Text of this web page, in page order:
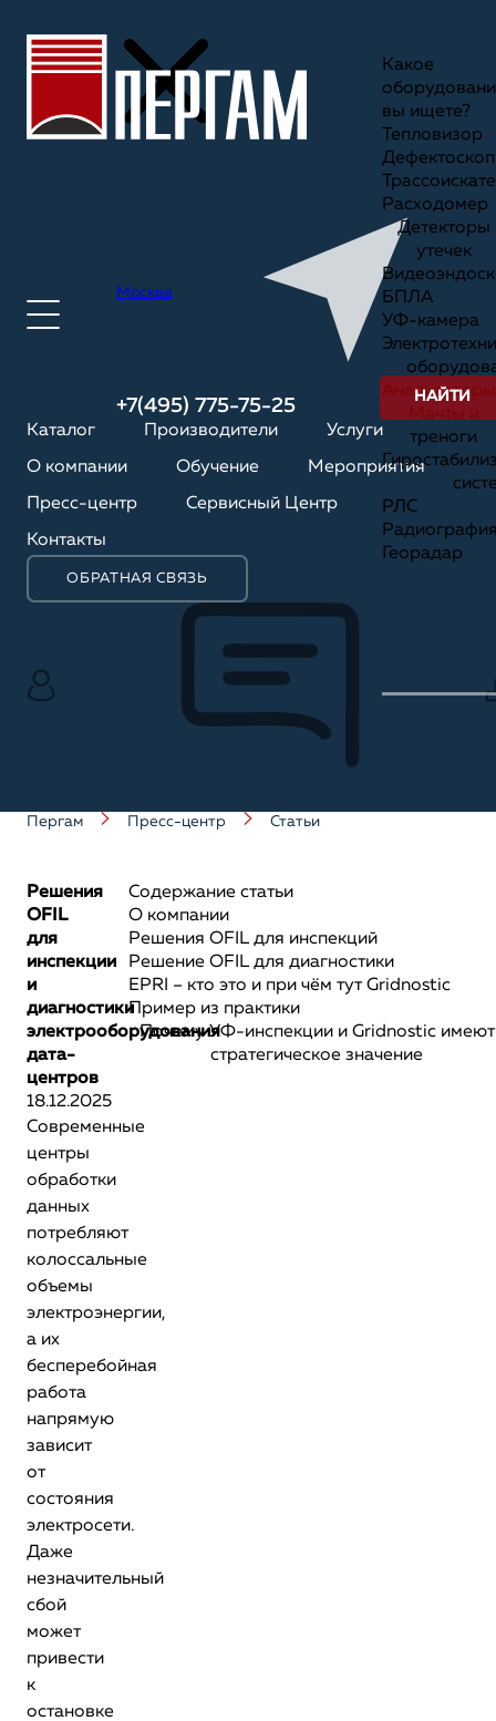
Москва
+7(495) 775-75-25
Каталог Производители Услуги
О компании Обучение Мероприятия
Пресс-центр Сервисный Центр
Контакты
ОБРАТНАЯ СВЯЗЬ
Какое
вы ищете?
Тепловизор
Дефектоскоп
Расходомер
Детекторы
утечек
БПЛА
УФ-камера
Анализаторы
треноги
РЛС
Георадар
НАЙТИ
Пергам Пресс-центр Статьи
Решения
OFIL
для
инспекции
и
диагностики
электрооборудования
дата-
центров
18.12.2025
Современные
центры
обработки
данных
потребляют
колоссальные
объемы
электроэнергии,
а их
бесперебойная
работа
напрямую
зависит
от
состояния
электросети.
Даже
незначительный
сбой
может
привести
к
остановке
Содержание статьи
О компании
Решения OFIL для инспекций
Решение OFIL для диагностики
EPRI – кто это и при чём тут Gridnostic
Пример из практики
Почему УФ-инспекции и Gridnostic имеют
стратегическое значение